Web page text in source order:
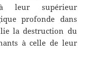
leur supérieur
profonde dans
la destruction du
à celle de leur